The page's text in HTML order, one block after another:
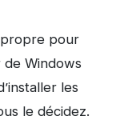
propre pour
Windows
les
le décidez.